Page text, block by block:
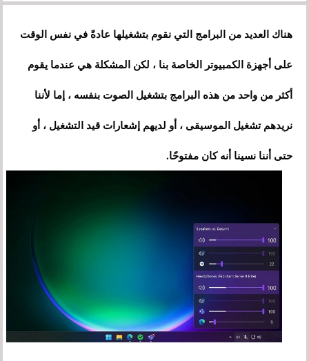
هناك العديد من البرامج التي نقوم بتشغيلها عادةً في نفس الوقت
على أجهزة الكمبيوتر الخاصة بنا ، لكن المشكلة هي عندما يقوم
أكثر من واحد من هذه البرامج بتشغيل الصوت بنفسه ، إما لأننا
نريدهم تشغيل الموسيقى ، أو لديهم إشعارات قيد التشغيل ، أو
حتى أننا نسينا أنه كان مفتوحًا.